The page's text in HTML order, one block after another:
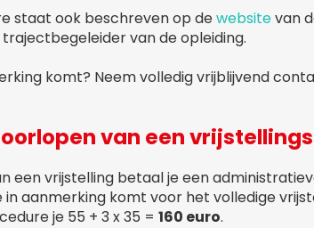
staat ook beschreven op dewebsitevan
van de opleiding.
komt? Neem volledig vrijblijvend
van een
een vrijstelling betaal je een
in aanmerking komt voor het volledige
je 55 + 3 x 35 = 160 euro.